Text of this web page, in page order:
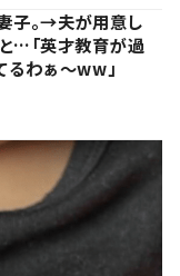
子。→夫が用意し
…「英才教育が過
るわぁ～ww」